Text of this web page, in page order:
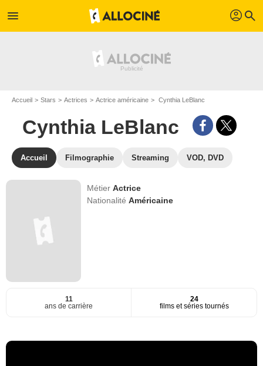
menu profil search
Accueil Stars Actrices Actrice américaine Cynthia LeBlanc
Cynthia LeBlanc
Accueil Filmographie Streaming VOD, DVD
MétierActrice
NationalitéAméricaine
11
ans de carrière
24
films et séries tournés